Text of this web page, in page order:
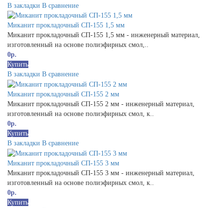
В закладки В сравнение
Миканит прокладочный СП-155 1,5 мм
Миканит прокладочный СП-155 1,5 мм - инженерный материал,
изготовленный на основе полиэфирных смол,..
0р.
Купить
В закладки В сравнение
Миканит прокладочный СП-155 2 мм
Миканит прокладочный СП-155 2 мм - инженерный материал,
изготовленный на основе полиэфирных смол, к..
0р.
Купить
В закладки В сравнение
Миканит прокладочный СП-155 3 мм
Миканит прокладочный СП-155 3 мм - инженерный материал,
изготовленный на основе полиэфирных смол, к..
0р.
Купить